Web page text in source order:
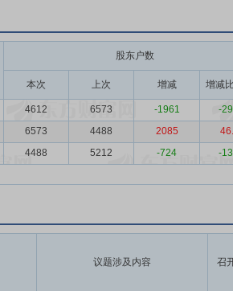
股东户数
本次 上次 增减 增减
4612 6573 -1961
-
6573 4488 2085
4488 5212 -724 -
议题涉及内容 召